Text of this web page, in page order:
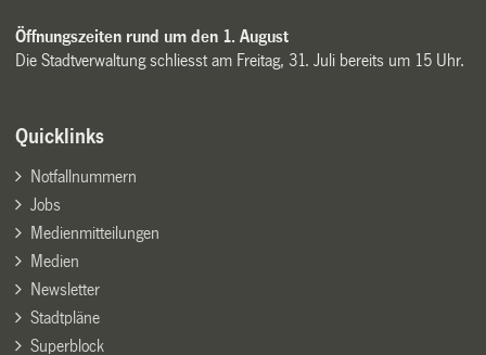
Öffnungszeiten rund um den 1. August
Die Stadtverwaltung schliesst am Freitag, 31. Juli bereits um 15 Uhr.
Quicklinks
Notfallnummern
Jobs
Medienmitteilungen
Medien
Newsletter
Stadtpläne
Superblock